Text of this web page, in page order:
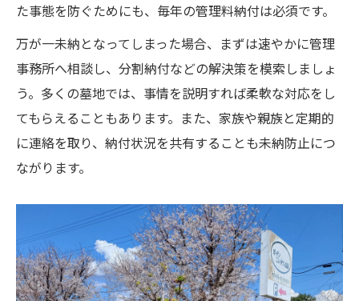
た事態を防ぐためにも、毎年の管理料納付は必須です。
万が一未納となってしまった場合、まずは速やかに管理
事務所へ相談し、分割納付などの解決策を模索しましょ
う。多くの墓地では、事情を説明すれば柔軟な対応をし
てもらえることもあります。また、家族や親族と定期的
に連絡を取り、納付状況を共有することも未納防止につ
ながります。